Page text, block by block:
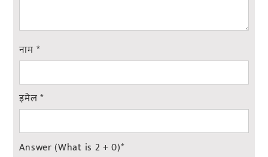
नाम *
इमेल*
Answer (What is 2 + 0)*